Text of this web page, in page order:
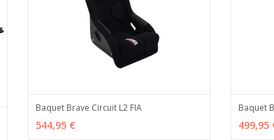
AÑADIR
Baquet Brave Circuit L2 FIA
544,95 €
Baquet
499,95